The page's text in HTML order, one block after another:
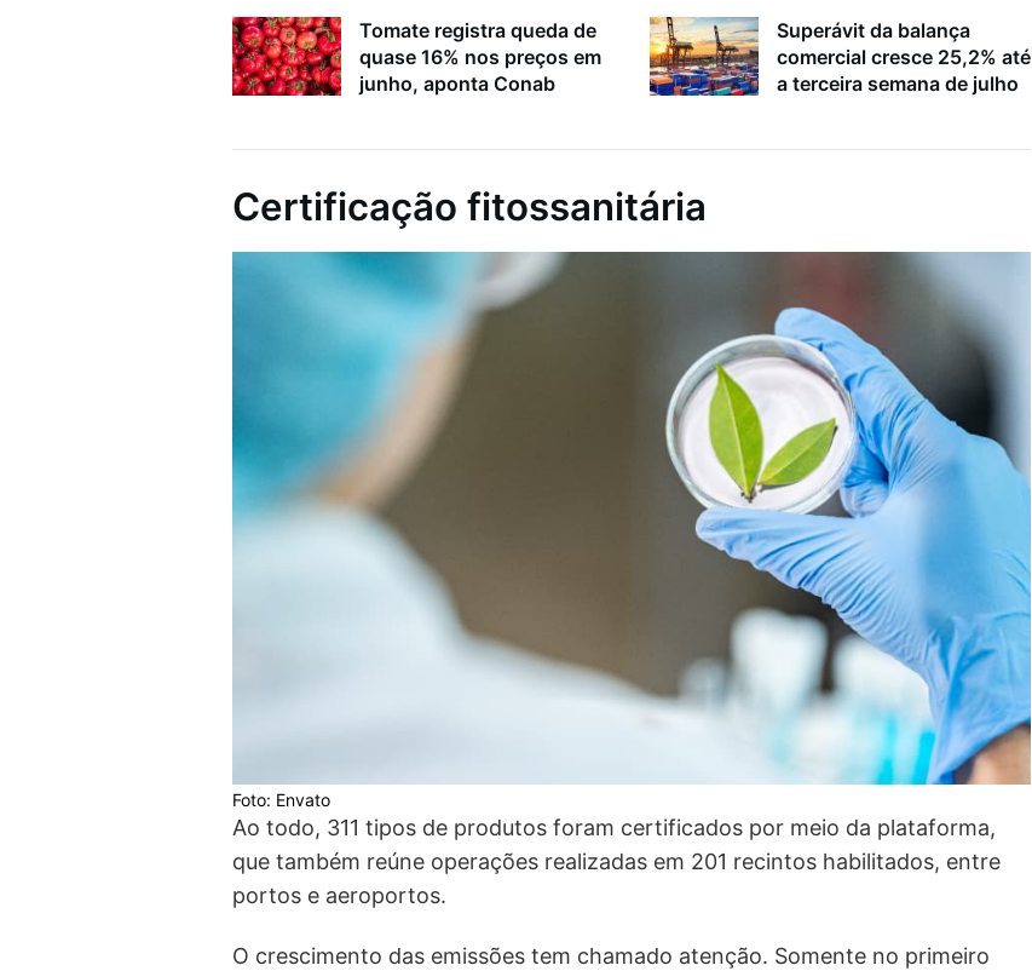
Tomate registra queda de
quase 16% nos preços em
junho, aponta Conab
Superávit da balança
comercial cresce 25,2% até
a terceira semana de julho
Certificação fitossanitária
Foto: Envato
Ao todo, 311 tipos de produtos foram certificados por meio da plataforma,
que também reúne operações realizadas em 201 recintos habilitados, entre
portos e aeroportos.
O crescimento das emissões tem chamado atenção. Somente no primeiro